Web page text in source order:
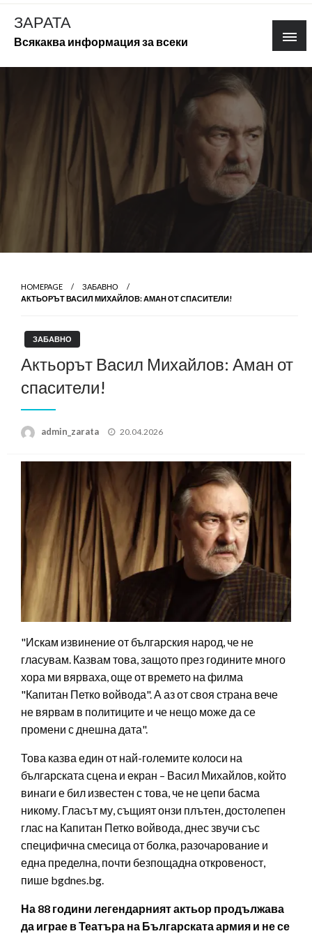
Skip
content
ЗАРАТА
Всякаква информация за всеки
HOMEPAGE
ЗАБАВНО
АКТЬОРЪТ ВАСИЛ МИХАЙЛОВ: АМАН ОТ СПАСИТЕЛИ!
ЗАБАВНО
Актьорът Васил Михайлов: Аман от
спасители!
admin_zarata
Posted
20.04.2026
"Искам извинение от българския народ, че не
гласувам. Казвам това, защото през годините много
хора ми вярваха, още от времето на филма
"Капитан Петко войвода". А аз от своя страна вече
не вярвам в политиците и че нещо може да се
промени с днешна дата".
Това казва един от най-големите колоси на
българската сцена и екран – Васил Михайлов, който
винаги е бил известен с това, че не цепи басма
никому. Гласът му, същият онзи плътен, достолепен
глас на Капитан Петко войвода, днес звучи със
специфична смесица от болка, разочарование и
една пределна, почти безпощадна откровеност,
пише bgdnes.bg.
На 88 години легендарният актьор продължава
да играе в Театъра на Българската армия и не се